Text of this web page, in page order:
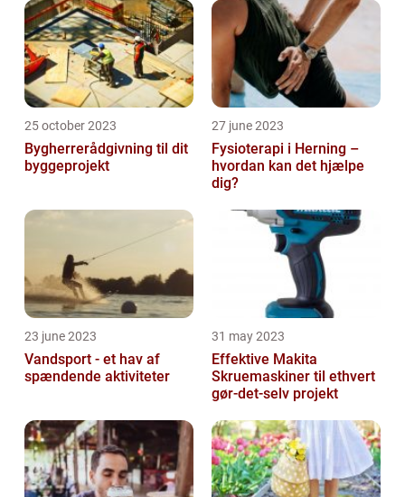
25 october 2023
Bygherrerådgivning til dit
byggeprojekt
27 june 2023
Fysioterapi i Herning –
hvordan kan det hjælpe
dig?
23 june 2023
Vandsport - et hav af
spændende aktiviteter
31 may 2023
Effektive Makita
Skruemaskiner til ethvert
gør-det-selv projekt